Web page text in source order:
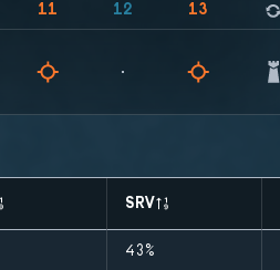
11 12 13
SRV
43%